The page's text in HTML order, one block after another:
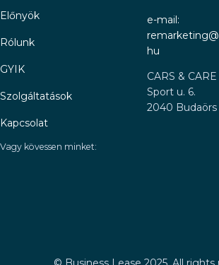
Előnyök
Rólunk
GYIK
Szolgáltatások
Kapcsolat
e-mail:
hu
CARS & CARE
Sport u. 6.
2040 Budaörs
Vagy kövessen minket: